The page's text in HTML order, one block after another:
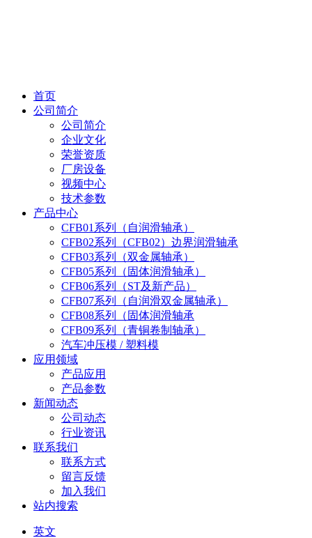
首页
公司简介
公司简介
企业文化
荣誉资质
厂房设备
视频中心
技术参数
产品中心
CFB01系列（自润滑轴承）
CFB02系列（CFB02）边界润滑轴承
CFB03系列（双金属轴承）
CFB05系列（固体润滑轴承）
CFB06系列（ST及新产品）
CFB07系列（自润滑双金属轴承）
CFB08系列（固体润滑轴承
CFB09系列（青铜卷制轴承）
汽车冲压模 / 塑料模
应用领域
产品应用
产品参数
新闻动态
公司动态
行业资讯
联系我们
联系方式
留言反馈
加入我们
站内搜索
英文